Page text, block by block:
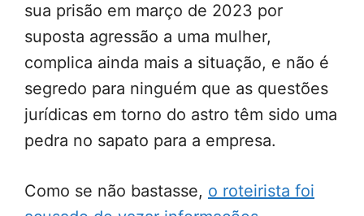
sua prisão em março de 2023 por
suposta agressão a uma mulher,
complica ainda mais a situação, e não é
segredo para ninguém que as questões
jurídicas em torno do astro têm sido uma
pedra no sapato para a empresa.
Como se não bastasse, o roteirista foi